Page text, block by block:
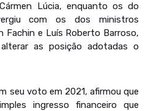
Lúcia, enquanto os do
com os dos ministros
Fachin e Luís Roberto Barroso,
as posição adotadas o
seu voto em 2021, afirmou que
ingresso financeiro que